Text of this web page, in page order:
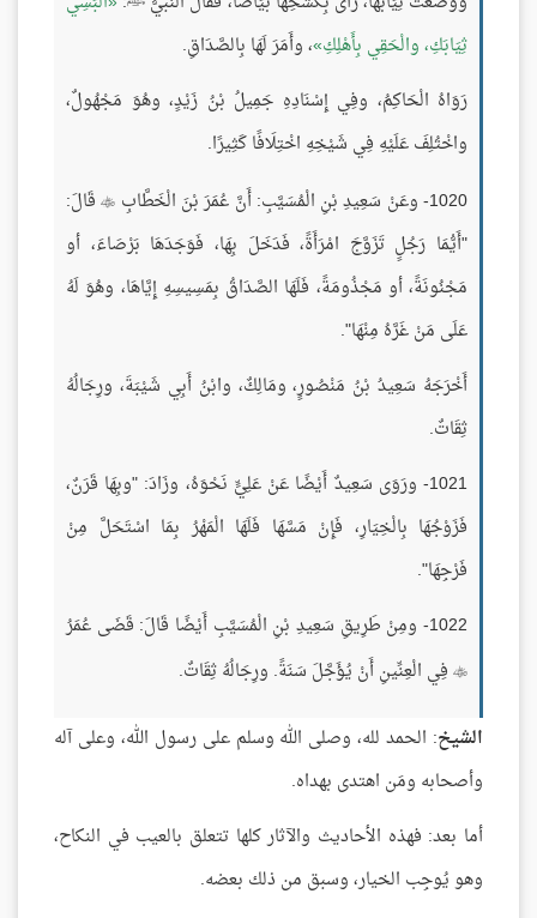
ثِيَابَكِ، والْحَقِي بِأَهْلِكِ ، وأَمَرَ لَهَا بِالصَّدَاقِ.
رَوَاهُ الْحَاكِمُ، وفِي إِسْنَادِهِ جَمِيلُ بْنُ زَيْدٍ، وهُوَ مَجْهُولٌ،
واخْتُلِفَ عَلَيْهِ فِي شَيْخِهِ اخْتِلَافًا كَثِيرًا.
1020- وعَنْ سَعِيدِ بْنِ الْمُسَيَّبِ: أَنَّ عُمَرَ بْنَ الْخَطَّابِ
قَالَ:
"أَيُّمَا رَجُلٍ تَزَوَّجَ امْرَأَةً، فَدَخَلَ بِهَا، فَوَجَدَهَا بَرْصَاءَ، أو
مَجْنُونَةً، أو مَجْذُومَةً، فَلَهَا الصَّدَاقُ بِمَسِيسِهِ إِيَّاهَا، وهُوَ لَهُ
عَلَى مَنْ غَرَّهُ مِنْهَا".
أَخْرَجَهُ سَعِيدُ بْنُ مَنْصُورٍ، ومَالِكٌ، وابْنُ أَبِي شَيْبَةَ، ورِجَالُهُ
ثِقَاتٌ.
1021- ورَوَى سَعِيدٌ أَيْضًا عَنْ عَلِيٍّ نَحْوَهُ، وزَادَ: "وبِهَا قَرَنٌ،
فَزَوْجُهَا بِالْخِيَارِ، فَإِنْ مَسَّهَا فَلَهَا الْمَهْرُ بِمَا اسْتَحَلَّ مِنْ
فَرْجِهَا".
1022- ومِنْ طَرِيقِ سَعِيدِ بْنِ الْمُسَيَّبِ أَيْضًا قَالَ: قَضَى عُمَرُ
 فِي الْعِنِّينِ أَنْ يُؤَجَّلَ سَنَةً. ورِجَالُهُ ثِقَاتٌ.
الشيخ: الحمد لله، وصلى الله وسلم على رسول الله، وعلى آله
وأصحابه ومَن اهتدى بهداه.
أما بعد: فهذه الأحاديث والآثار كلها تتعلق بالعيب في النكاح،
وهو يُوجِب الخيار، وسبق من ذلك بعضه.